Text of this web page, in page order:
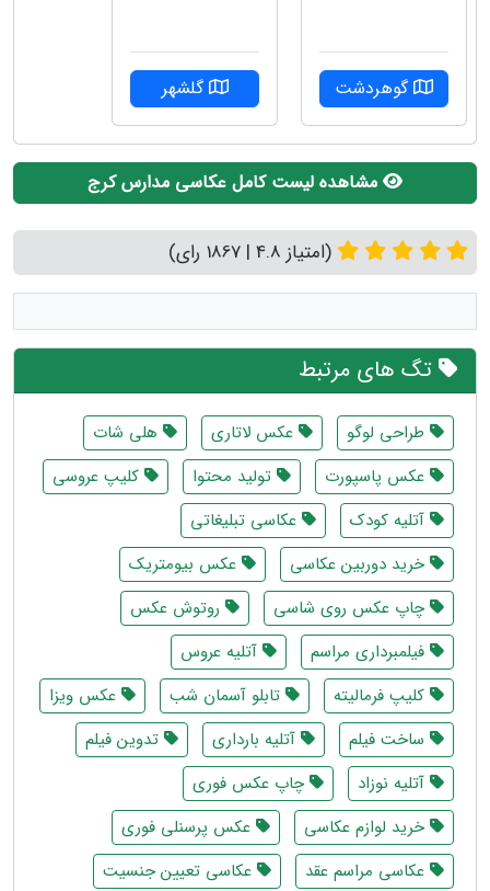
گوهردشت گلشهر
مشاهده لیست کامل عکاسی مدارس کرج
(امتیاز 4.8 | 1867 رای)
تگ های مرتبط
طراحی لوگو عکس لاتاری
هلی شات
عکس پاسپورت
تولید محتوا
کلیپ عروسی
آتلیه کودک
عکاسی تبلیغاتی
خرید دوربین عکاسی
عکس بیومتریک
چاپ عکس روی شاسی
روتوش عکس
فیلمبرداری مراسم
آتلیه عروس
کلیپ فرمالیته
تابلو آسمان شب
عکس ویزا
ساخت فیلم
آتلیه بارداری
تدوین فیلم
آتلیه نوزاد
چاپ عکس فوری
خرید لوازم عکاسی
عکس پرسنلی فوری
عکاسی مراسم عقد
عکاسی تعیین جنسیت